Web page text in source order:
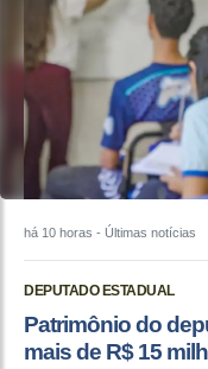
há 10 horas - Últimas notícias
DEPUTADO ESTADUAL
Patrimônio do
mais de R$ 15